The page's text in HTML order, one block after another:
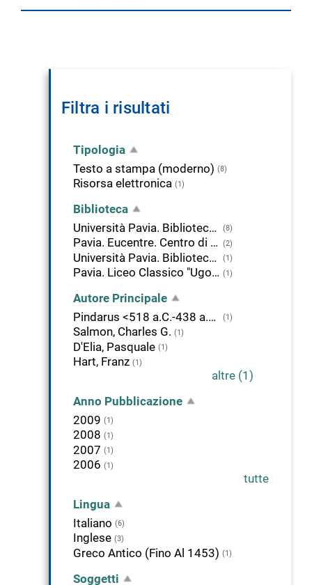
Filtra i risultati
Tipologia
Testo a stampa (moderno) (8)
Risorsa elettronica (1)
Biblioteca
Università Pavia. Biblioteca della Scienza e della Tecnica
(8)
Pavia. Eucentre. Centro di Documentazione (2)
Università Pavia. Biblioteca di Giurisprudenza (1)
Pavia. Liceo Classico "Ugo Foscolo" (1)
Autore Principale
Pindarus <518 a.C.-438 a.C.>
(1)
Salmon, Charles G. (1)
D'Elia, Pasquale (1)
Hart, Franz (1)
altre (1)
Anno Pubblicazione
2009 (1)
2008 (1)
2007 (1)
2006 (1)
tutte
Lingua
Italiano (6)
Inglese (3)
Greco Antico (Fino Al 1453) (1)
Soggetti